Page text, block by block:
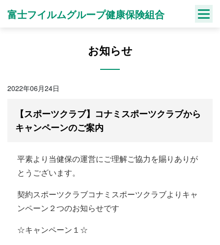
富士フイルムグループ健康保険組合
お知らせ
2022年06月24日
【スポーツクラブ】コナミスポーツクラブから
キャンペーンのご案内
平素より当健保の運営にご理解ご協力を賜りありが
とうございます。
契約スポーツクラブコナミスポーツクラブよりキャ
ンペーン２つのお知らせです
☆キャンペーン１☆